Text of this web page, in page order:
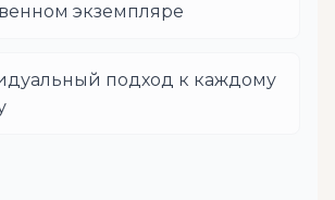
экземпляре
подход к каждому